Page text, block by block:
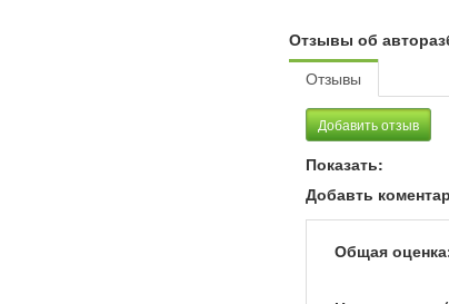
1 Series
1 Series
Отзывы об
Отзывы
Добавить отзыв
Показать:
Добавть
Общая